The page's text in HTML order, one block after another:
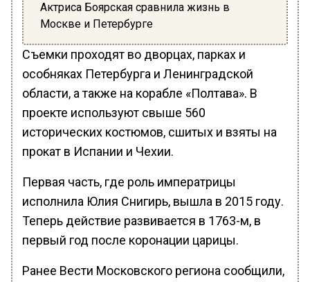
Актриса Боярская сравнила жизнь в
Москве и Петербурге
Съемки проходят во дворцах, парках и
особняках Петербурга и Ленинградской
области, а также на корабле «Полтава». В
проекте используют свыше 560
исторических костюмов, сшитых и взяты на
прокат в Испании и Чехии.
Первая часть, где роль императрицы
исполнила Юлия Снигирь, вышла в 2015 году.
Теперь действие развивается в 1763-м, в
первый год после коронации царицы.
Ранее Вести Московского региона сообщили,